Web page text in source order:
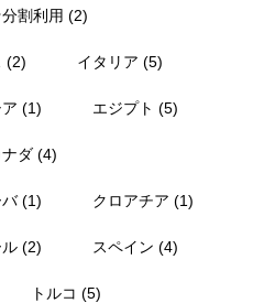
割利用 (2)
(2) イタリア (5)
(1) エジプト (5)
ナダ (4)
(1) クロアチア (1)
(2) スペイン (4)
トルコ (5)